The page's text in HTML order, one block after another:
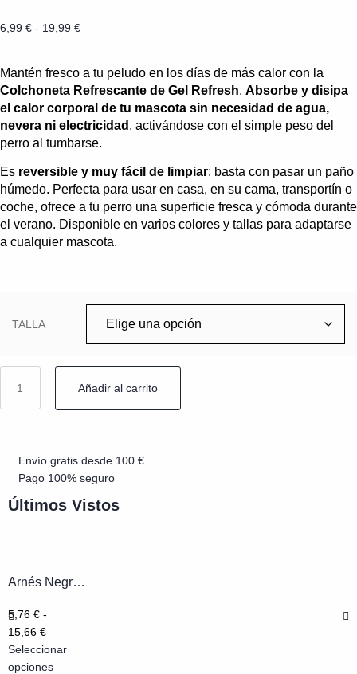
6,99 € - 19,99 €
Mantén fresco a tu peludo en los días de más calor con la
Colchoneta Refrescante de Gel Refresh. Absorbe y disipa
el calor corporal de tu mascota sin necesidad de agua,
nevera ni electricidad , activándose con el simple peso del
perro al tumbarse.
Es reversible y muy fácil de limpiar: basta con pasar un paño
húmedo. Perfecta para usar en casa, en su cama, transportín o
coche, ofrece a tu perro una superficie fresca y cómoda durante
el verano. Disponible en varios colores y tallas para adaptarse
a cualquier mascota.
TALLA
Añadir al carrito
Envío gratis desde 100 €
Pago 100% seguro
Últimos Vistos
Arnés Negro para perros Nylon...
5,76 € -
15,66 €
Seleccionar
opciones